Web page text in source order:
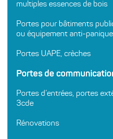
multiples essences de bois
Portes pour bâtiments
ou équipement anti-panique
Portes UAPE, crèches
Portes de
Portes d’entrées, portes
3cde
Rénovations